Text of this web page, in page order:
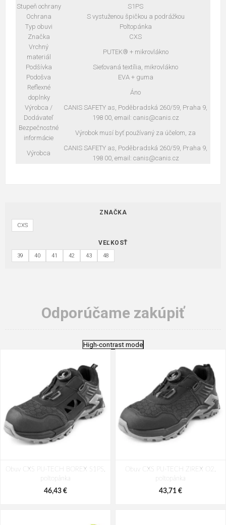
Stupeň ochrany
S1PS
Ochrana
S vystuženou špičkou a podrážkou
Typ obuvi
Poltopánka
Značka
CXS
Vrchný
materiál
PUTEK® + mikrovlákno
Podšívka
Sieťovaná textília, mikrovlákno
Podošva
EVA + guma
Reflexné
doplnky
Áno
Výrobca /
Dodávateľ
CANIS SAFETY as, Poděbradská 260/59, Praha 9,
198 00, email: canis@canis.cz
Bezpečnostné
informácie
Výrobok musí byť používaný za účelom, za
Výrobca
CANIS SAFETY as, Poděbradská 260/59, Praha 9,
198 00, email: canis@canis.cz
ZNAČKA
CXS
VEĽKOSŤ
39 40 41 42 43 48
Odporúčame zakúpiť
High-contrast mode
Obuv CXS PU-TECH BOREX S1PS,
poltopánka
46,43 €
Obuv CXS PU-TECH ZIREX O2,
poltopánka
43,71 €